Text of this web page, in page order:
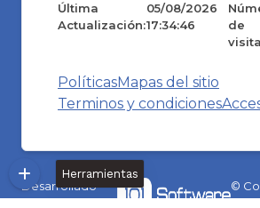
Última
Actualización:
05/08/2026
17:34:46
de
PolíticasMapas del sitio
Terminos y condiciones
Desarrollado
por:
©
Herramientas